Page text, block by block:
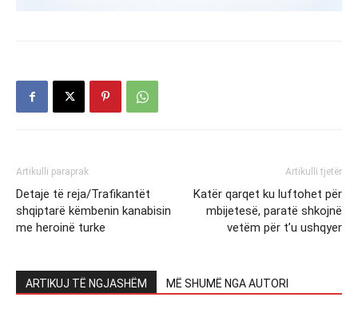
Artikulli paraprak
Detaje të reja/Trafikantët
shqiptarë këmbenin kanabisin
me heroinë turke
Artikulli tjetër
Katër qarqet ku luftohet për
mbijetesë, paratë shkojnë
vetëm për t’u ushqyer
ARTIKUJ TË NGJASHËM MË SHUMË NGA AUTORI